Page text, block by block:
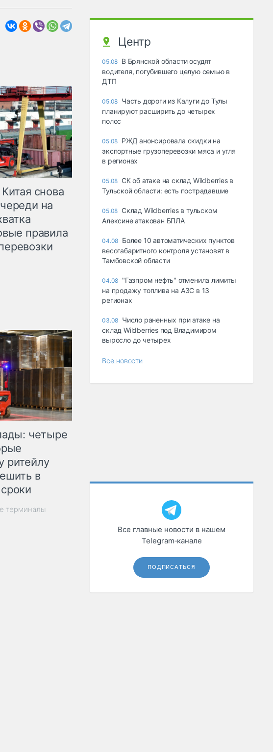
снова
на
правила
четыре
ритейлу
в
терминалы
Центр
05.08 В Брянской области осудят
водителя, погубившего целую семью в
ДТП
05.08 Часть дороги из Калуги до Тулы
планируют расширить до четырех
полос
05.08 РЖД анонсировала скидки на
экспортные грузоперевозки мяса и угля
в регионах
05.08 СК об атаке на склад Wildberries в
Тульской области: есть пострадавшие
05.08 Склад Wildberries в тульском
Алексине атакован БПЛА
04.08 Более 10 автоматических пунктов
весогабаритного контроля установят в
Тамбовской области
04.08 "Газпром нефть" отменила лимиты
на продажу топлива на АЗС в 13
регионах
03.08 Число раненных при атаке на
склад Wildberries под Владимиром
выросло до четырех
Все новости
Все главные новости в нашем
Telegram‑канале
ПОДПИСАТЬСЯ